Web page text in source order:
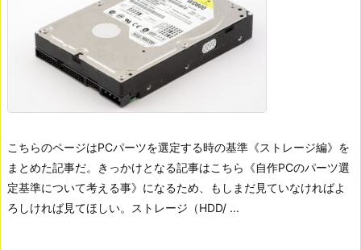
こちらのページはPCパーツを選定する時の基準《ストレージ編》を
まとめた記事だ。きっかけとなる記事はこちら《自作PCのパーツ選
定基準について考える事》になるため、もしまだ見ていなければよ
ろしければ見てほしい。
ストレージ（HDD/ ...